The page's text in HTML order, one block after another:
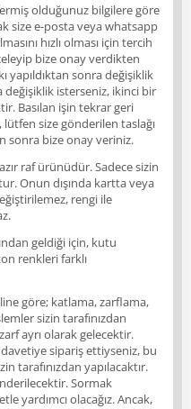
olduğunuz bilgilere göre
size e-posta veya whatsapp
hızlı olması için tercih
bize onay verdikten
yapıldıktan sonra değişiklik
değişiklik isterseniz, ikinci bir
Basılan işin tekrar geri
size gönderilen taslağı
sonra bize onay veriniz.
raf ürünüdür. Sadece sizin
Onun dışında kartta veya
rengi ile
geldiği için, kutu
renkleri farklı
göre; katlama, zarflama,
sizin tarafınızdan
ayrı olarak gelecektir.
sipariş ettiyseniz, bu
tarafınızdan yapılacaktır.
Sormak
yardımcı olacağız. Ancak,